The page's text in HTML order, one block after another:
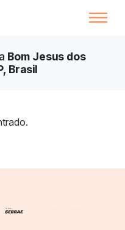
Bom Jesus dos
Brasil